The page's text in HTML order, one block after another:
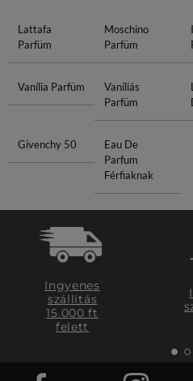
Lattafa
Parfüm
Moschino
Parfüm
Vanília Parfüm
Vaníliás
Parfüm
Givenchy 50
Eau De
Parfum
Férfiaknak
Ingyenes
szállítás
15.000 ft
felett